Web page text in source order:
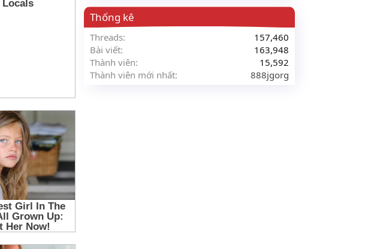
Thống kê
Threads
157,460
Bài viết
163,948
Thành viên
15,592
Thành viên mới nhất
888jgorg